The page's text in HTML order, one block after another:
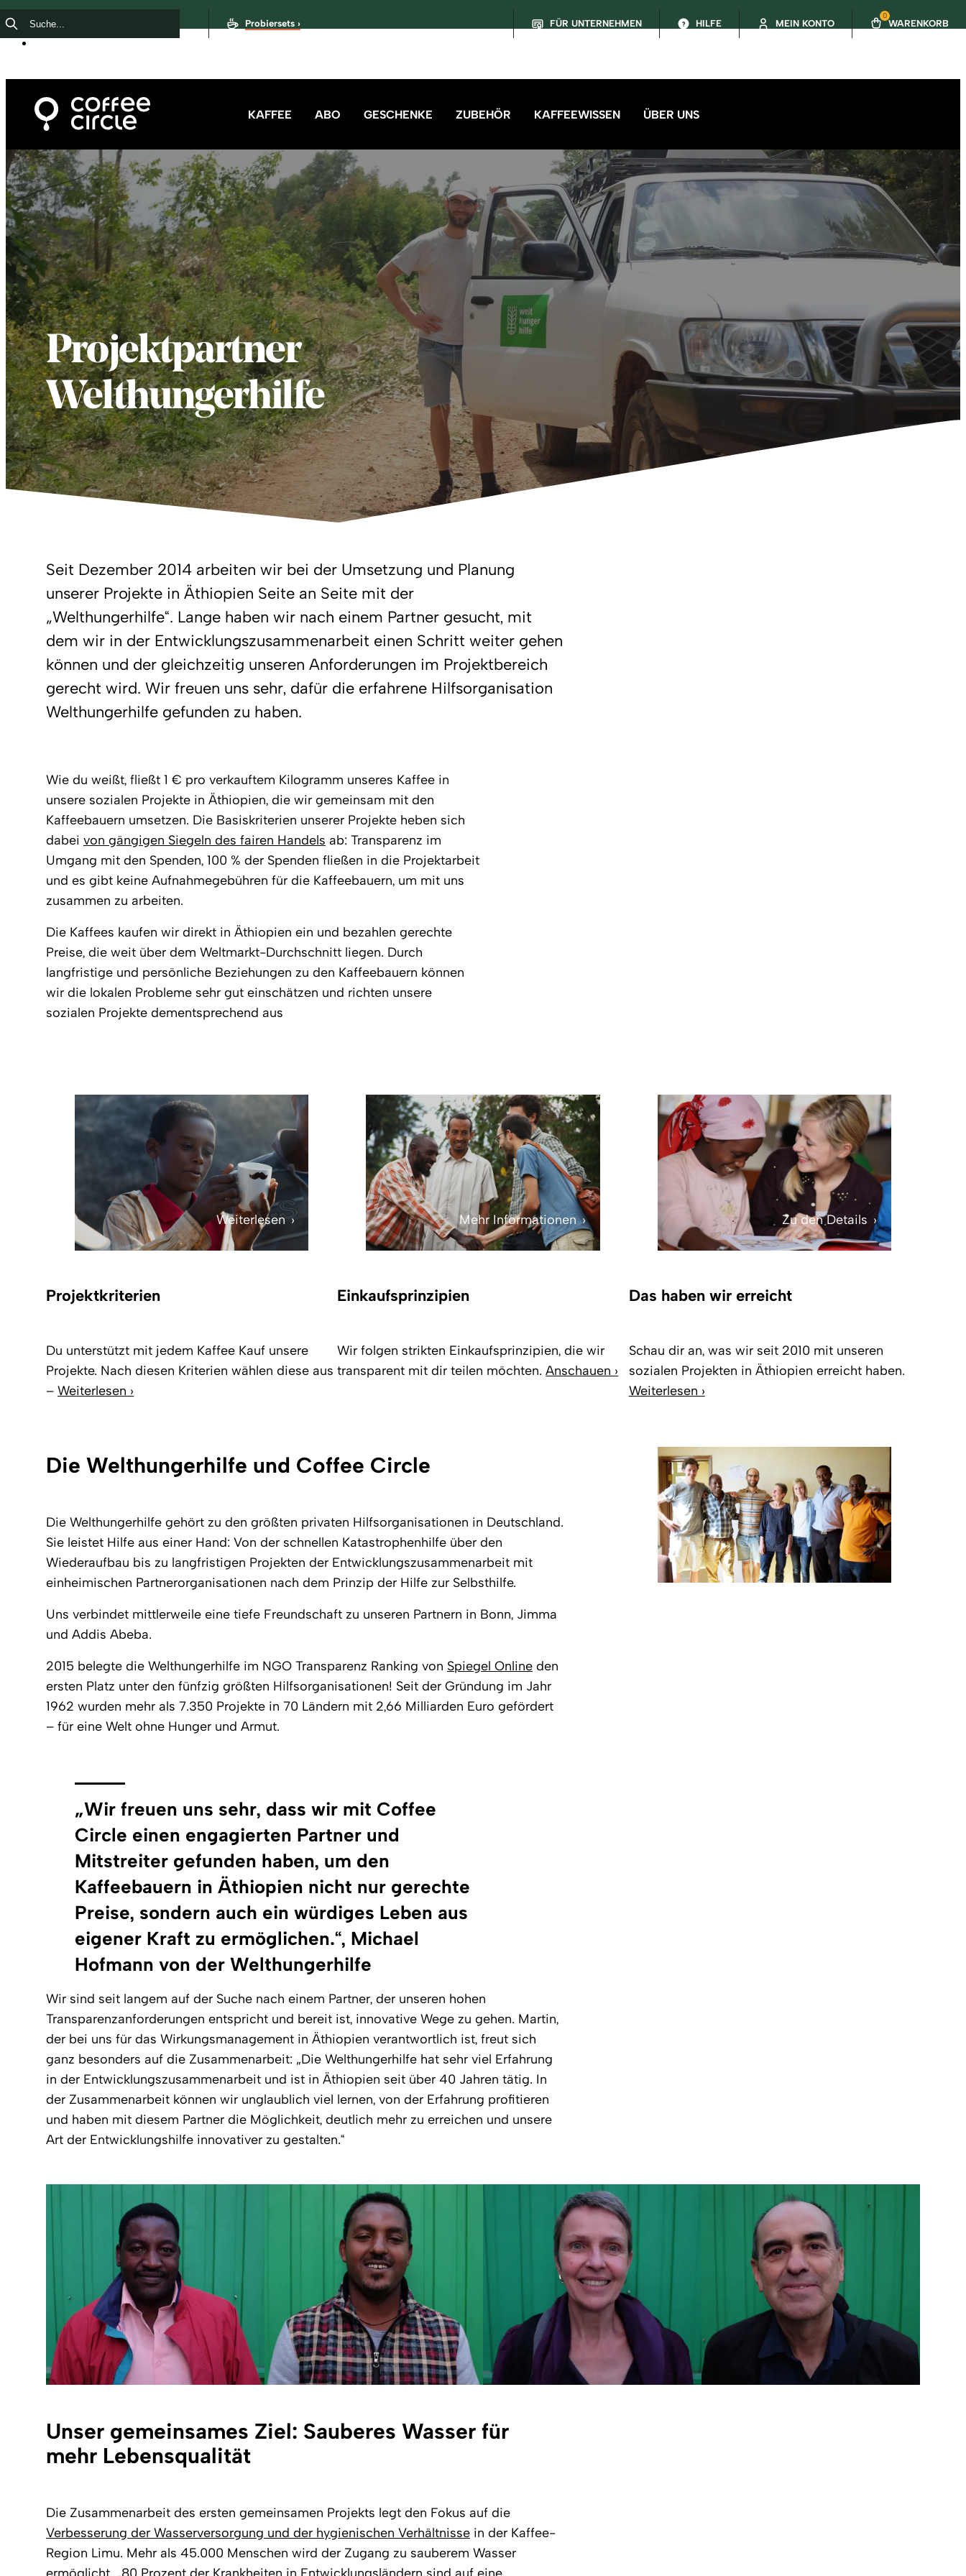
Probiersets › FÜR UNTERNEHMEN HILFE MEIN KONTO
0
WARENKORB
KAFFEE ABO GESCHENKE ZUBEHÖR KAFFEEWISSEN ÜBER UNS
Projektpartner
Welthungerhilfe
Seit Dezember 2014 arbeiten wir bei der Umsetzung und Planung
unserer Projekte in Äthiopien Seite an Seite mit der
„Welthungerhilfe“. Lange haben wir nach einem Partner gesucht, mit
dem wir in der Entwicklungszusammenarbeit einen Schritt weiter gehen
können und der gleichzeitig unseren Anforderungen im Projektbereich
gerecht wird. Wir freuen uns sehr, dafür die erfahrene Hilfsorganisation
Welthungerhilfe gefunden zu haben.
Wie du weißt, fließt 1 € pro verkauftem Kilogramm unseres Kaffee in
unsere sozialen Projekte in Äthiopien, die wir gemeinsam mit den
Kaffeebauern umsetzen. Die Basiskriterien unserer Projekte heben sich
dabei von gängigen Siegeln des fairen Handels ab: Transparenz im
Umgang mit den Spenden, 100 % der Spenden fließen in die Projektarbeit
und es gibt keine Aufnahmegebühren für die Kaffeebauern, um mit uns
zusammen zu arbeiten.
Die Kaffees kaufen wir direkt in Äthiopien ein und bezahlen gerechte
Preise, die weit über dem Weltmarkt-Durchschnitt liegen. Durch
langfristige und persönliche Beziehungen zu den Kaffeebauern können
wir die lokalen Probleme sehr gut einschätzen und richten unsere
sozialen Projekte dementsprechend aus
Weiterlesen
Projektkriterien
Du unterstützt mit jedem Kaffee Kauf unsere
Projekte. Nach diesen Kriterien wählen diese aus
– Weiterlesen ›
Mehr Informationen
Einkaufsprinzipien
Wir folgen strikten Einkaufsprinzipien, die wir
transparent mit dir teilen möchten.Anschauen ›
Zu den Details
Das haben wir erreicht
Schau dir an, was wir seit 2010 mit unseren
sozialen Projekten in Äthiopien erreicht haben.
Weiterlesen ›
Die Welthungerhilfe und Coffee Circle
Die Welthungerhilfe gehört zu den größten privaten Hilfsorganisationen in Deutschland.
Sie leistet Hilfe aus einer Hand: Von der schnellen Katastrophenhilfe über den
Wiederaufbau bis zu langfristigen Projekten der Entwicklungszusammenarbeit mit
einheimischen Partnerorganisationen nach dem Prinzip der Hilfe zur Selbsthilfe.
Uns verbindet mittlerweile eine tiefe Freundschaft zu unseren Partnern in Bonn, Jimma
und Addis Abeba.
2015 belegte die Welthungerhilfe im NGO Transparenz Ranking von Spiegel Online den
ersten Platz unter den fünfzig größten Hilfsorganisationen! Seit der Gründung im Jahr
1962 wurden mehr als 7.350 Projekte in 70 Ländern mit 2,66 Milliarden Euro gefördert
– für eine Welt ohne Hunger und Armut.
„Wir freuen uns sehr, dass wir mit Coffee
Circle einen engagierten Partner und
Mitstreiter gefunden haben, um den
Kaffeebauern in Äthiopien nicht nur gerechte
Preise, sondern auch ein würdiges Leben aus
eigener Kraft zu ermöglichen.“, Michael
Hofmann von der Welthungerhilfe
Wir sind seit langem auf der Suche nach einem Partner, der unseren hohen
Transparenzanforderungen entspricht und bereit ist, innovative Wege zu gehen. Martin,
der bei uns für das Wirkungsmanagement in Äthiopien verantwortlich ist, freut sich
ganz besonders auf die Zusammenarbeit: „Die Welthungerhilfe hat sehr viel Erfahrung
in der Entwicklungszusammenarbeit und ist in Äthiopien seit über 40 Jahren tätig. In
der Zusammenarbeit können wir unglaublich viel lernen, von der Erfahrung profitieren
und haben mit diesem Partner die Möglichkeit, deutlich mehr zu erreichen und unsere
Art der Entwicklungshilfe innovativer zu gestalten.“
Unser gemeinsames Ziel: Sauberes Wasser für
mehr Lebensqualität
Die Zusammenarbeit des ersten gemeinsamen Projekts legt den Fokus auf die
Verbesserung der Wasserversorgung und der hygienischen Verhältnisse in der Kaffee-
Region Limu. Mehr als 45.000 Menschen wird der Zugang zu sauberem Wasser